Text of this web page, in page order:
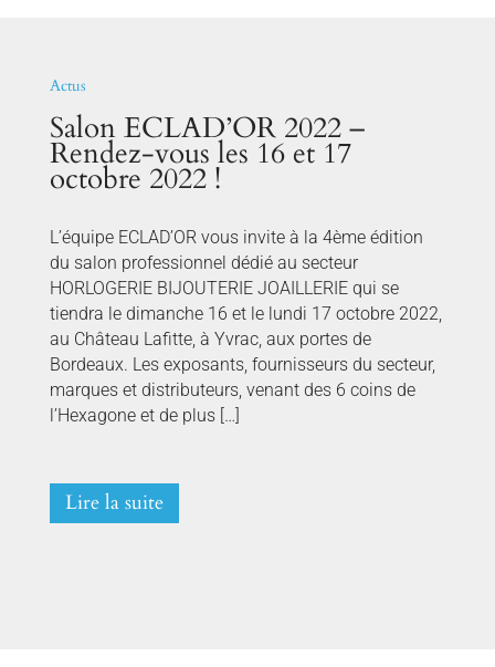
Actus
Salon ECLAD’OR 2022 –
Rendez-vous les 16 et 17
octobre 2022 !
L’équipe ECLAD’OR vous invite à la 4ème édition
du salon professionnel dédié au secteur
HORLOGERIE BIJOUTERIE JOAILLERIE qui se
tiendra le dimanche 16 et le lundi 17 octobre 2022,
au Château Lafitte, à Yvrac, aux portes de
Bordeaux. Les exposants, fournisseurs du secteur,
marques et distributeurs, venant des 6 coins de
l’Hexagone et de plus […]
Lire la suite